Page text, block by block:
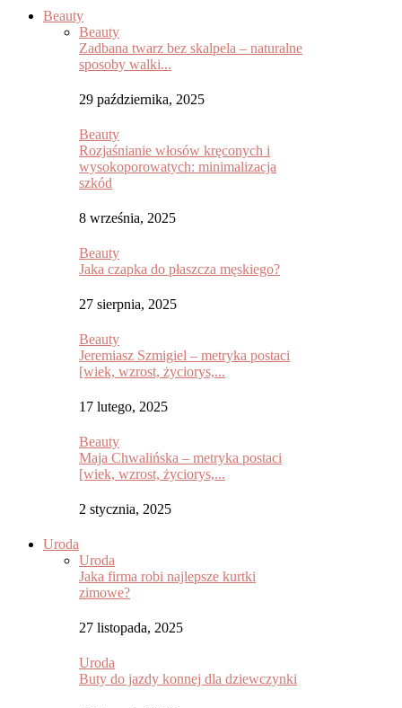
Beauty
Beauty
Zadbana twarz bez skalpela – naturalne
sposoby walki...
29 października, 2025
Beauty
Rozjaśnianie włosów kręconych i
wysokoporowatych: minimalizacja
szkód
8 września, 2025
Beauty
Jaka czapka do płaszcza męskiego?
27 sierpnia, 2025
Beauty
Jeremiasz Szmigiel – metryka postaci
[wiek, wzrost, życiorys,...
17 lutego, 2025
Beauty
Maja Chwalińska – metryka postaci
[wiek, wzrost, życiorys,...
2 stycznia, 2025
Uroda
Uroda
Jaka firma robi najlepsze kurtki
zimowe?
27 listopada, 2025
Uroda
Buty do jazdy konnej dla dziewczynki